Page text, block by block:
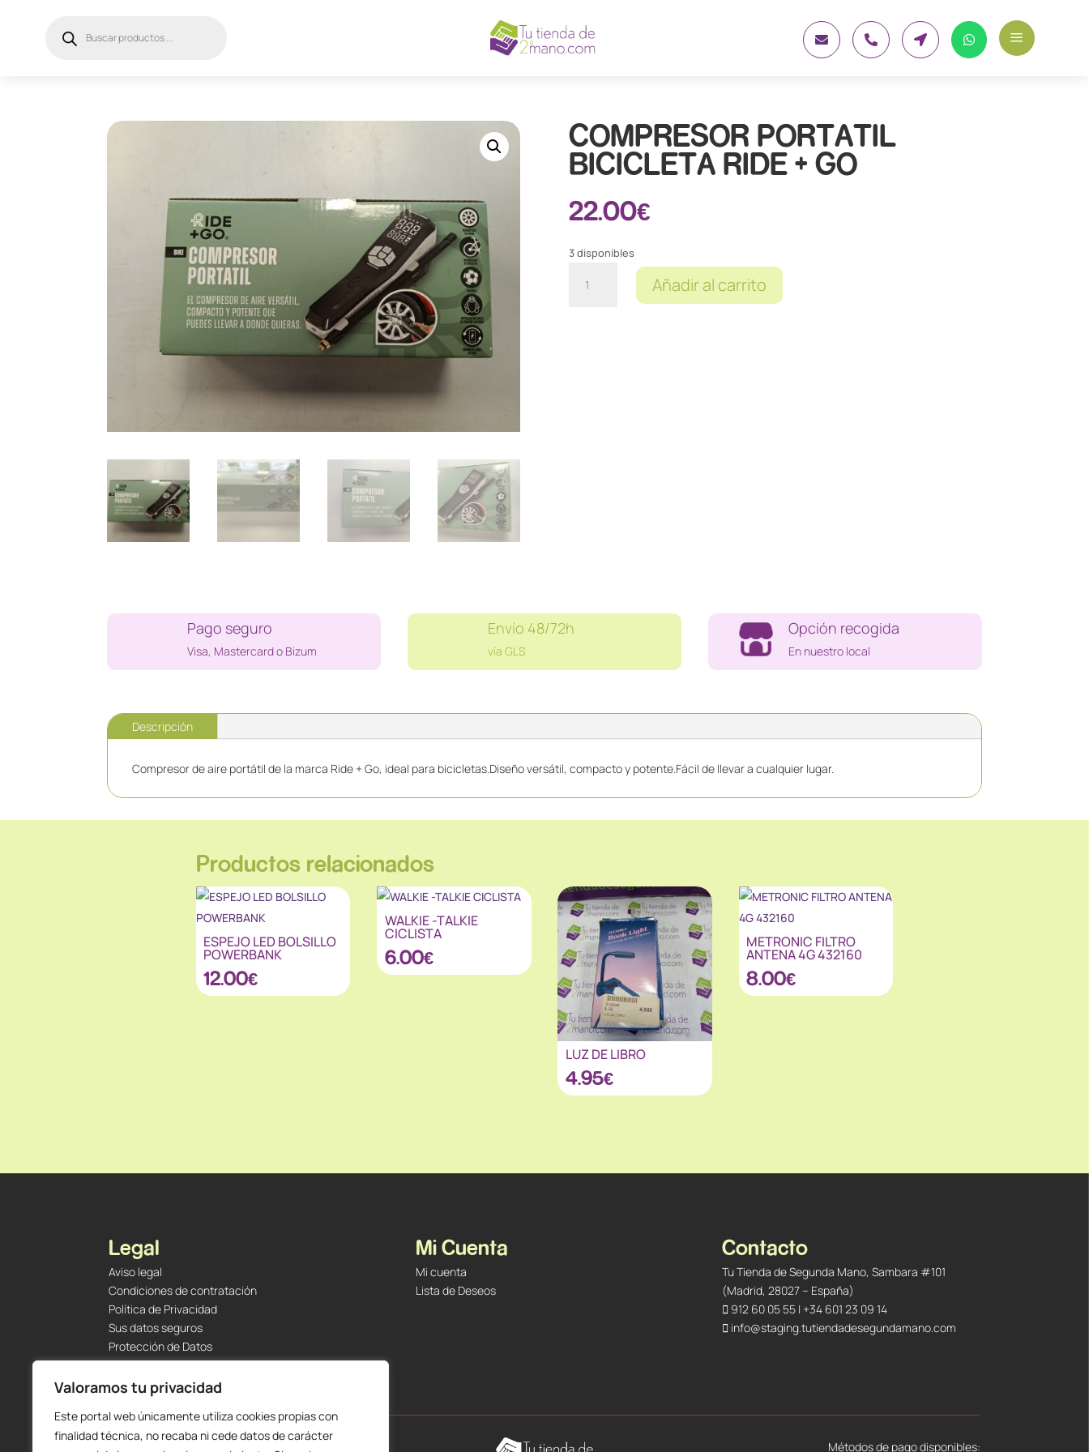
Valoramos tu privacidad
Este portal web únicamente utiliza cookies propias con
finalidad técnica, no recaba ni cede datos de carácter
productos     a
COMPRESOR PORTATIL
BICICLETA RIDE + GO
22.00€
3 disponibles
COMPRESOR
PORTATIL
Añadir al carrito
Pago seguro
Visa, Mastercard o Bizum
Envío 48/72h
vía GLS
Opción recogida
En nuestro local
Descripción
Compresor de aire portátil de la marca Ride + Go, ideal para bicicletas.Diseño versátil, compacto y potente.Fácil de llevar a cualquier lugar.
Productos relacionados
ESPEJO LED BOLSILLO
POWERBANK
12.00€
WALKIE -TALKIE
CICLISTA
6.00€
LUZ DE LIBRO
4.95€
METRONIC FILTRO
ANTENA 4G 432160
8.00€
Legal
Aviso legal
Condiciones de contratación
Política de Privacidad
Sus datos seguros
Protección de Datos
Política de Cookies
Envíos y Devoluciones
Mi Cuenta
Mi cuenta
Lista de Deseos
Contacto
Tu Tienda de Segunda Mano, Sambara #101
(Madrid, 28027 – España)
912 60 05 55| +34 601 23 09 14
info@staging.tutiendadesegundamano.com
Métodos de pago disponibles: